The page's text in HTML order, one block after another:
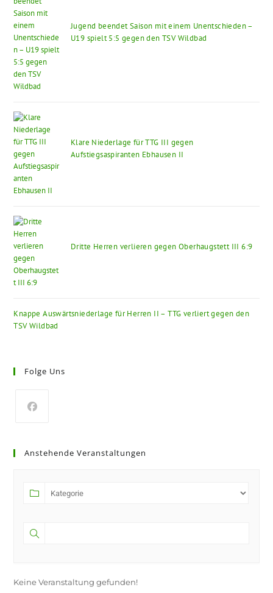
Jugend beendet Saison mit einem Unentschieden –
U19 spielt 5:5 gegen den TSV Wildbad
Klare Niederlage für TTG III gegen
Aufstiegsaspiranten Ebhausen II
Dritte Herren verlieren gegen Oberhaugstett III 6:9
Knappe Auswärtsniederlage für Herren II – TTG verliert gegen den
TSV Wildbad
Folge Uns
Anstehende Veranstaltungen
Keine Veranstaltung gefunden!